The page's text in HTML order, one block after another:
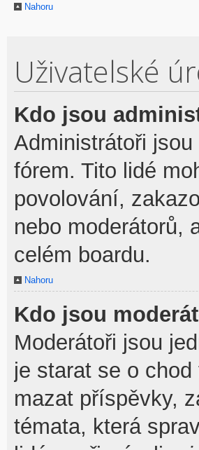
Nahoru
Uživatelské
Kdo jsou
Administrátoři
fórem. Tito lidé
povolování,
nebo moderátorů,
celém boardu.
Nahoru
Kdo jsou
Moderátoři jsou
je starat se o
mazat příspěvky,
témata, která